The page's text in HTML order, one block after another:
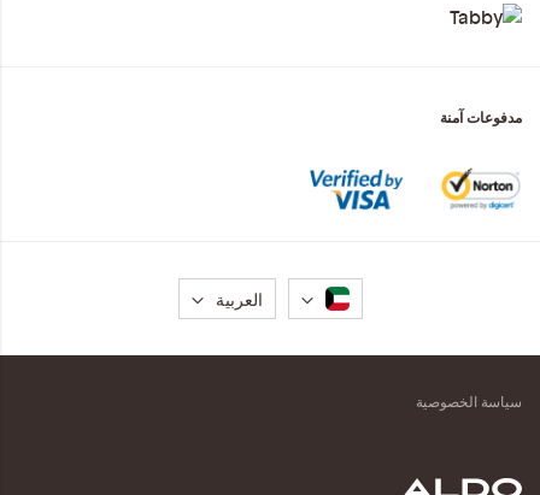
مدفوعات آمنة
لغة
العربية
سياسة الخصوصية